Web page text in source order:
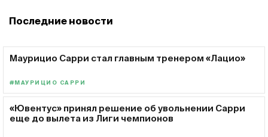
Последние новости
Маурицио Сарри стал главным тренером «Лацио»
#МАУРИЦИО САРРИ
«Ювентус» принял решение об увольнении Сарри
еще до вылета из Лиги чемпионов